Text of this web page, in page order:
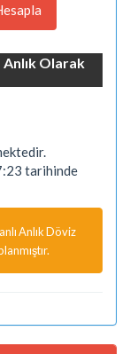
Olarak
tarihinde
Anlık Döviz